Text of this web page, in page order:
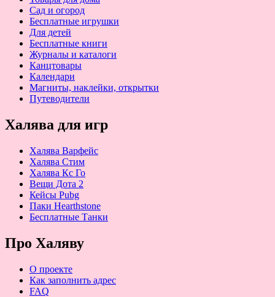
Сад и огород
Бесплатные игрушки
Для детей
Бесплатные книги
Журналы и каталоги
Канцтовары
Календари
Магниты, наклейки, открытки
Путеводители
Халява для игр
Халява Варфейс
Халява Стим
Халява Кс Го
Вещи Дота 2
Кейсы Pubg
Паки Hearthstone
Бесплатные Танки
Про Халяву
О проекте
Как заполнить адрес
FAQ